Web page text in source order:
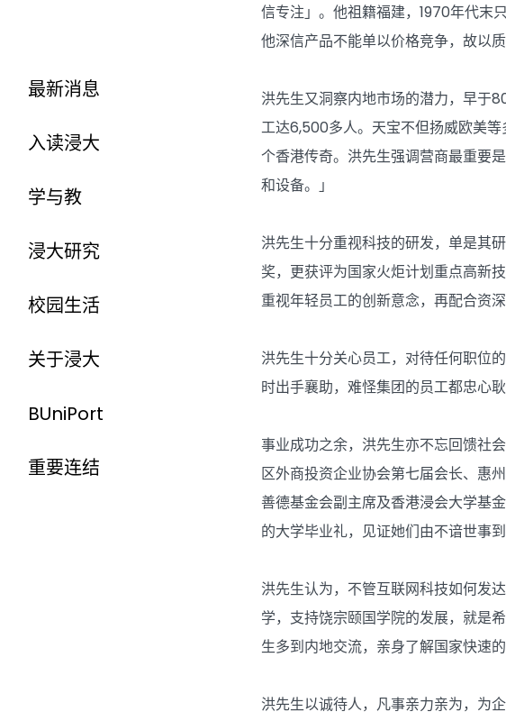
最新消息
入读浸大
学与教
浸大研究
校园生活
关于浸大
BUniPort
重要连结
信专注」。他祖籍福建，1970年代末
他深信产品不能单以价格竞争，故以
洪先生又洞察内地市场的潜力，早于
工达6,500多人。天宝不但扬威欧美
个香港传奇。洪先生强调营商最重要
和设备。」
洪先生十分重视科技的研发，单是其
奖，更获评为国家火炬计划重点高新
重视年轻员工的创新意念，再配合资
洪先生十分关心员工，对待任何职位
时出手襄助，难怪集团的员工都忠心
事业成功之余，洪先生亦不忘回馈社
区外商投资企业协会第七届会长、惠
善德基金会副主席及香港浸会大学基
的大学毕业礼，见证她们由不谙世事
洪先生认为，不管互联网科技如何发
学，支持饶宗颐国学院的发展，就是
生多到内地交流，亲身了解国家快速
洪先生以诚待人，凡事亲力亲为，为